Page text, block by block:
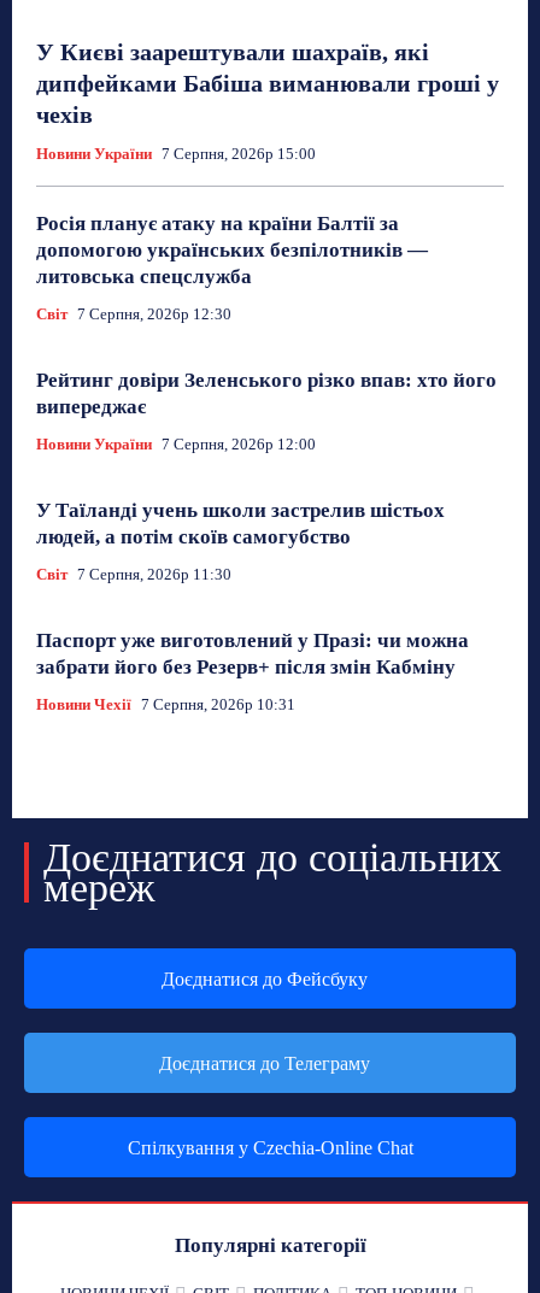
У Києві заарештували шахраїв, які
дипфейками Бабіша виманювали гроші у
чехів
Новини України 7 Серпня, 2026р 15:00
Росія планує атаку на країни Балтії за
допомогою українських безпілотників —
литовська спецслужба
Світ 7 Серпня, 2026р 12:30
Рейтинг довіри Зеленського різко впав: хто його
випереджає
Новини України 7 Серпня, 2026р 12:00
У Таїланді учень школи застрелив шістьох
людей, а потім скоїв самогубство
Світ 7 Серпня, 2026р 11:30
Паспорт уже виготовлений у Празі: чи можна
забрати його без Резерв+ після змін Кабміну
Новини Чехії 7 Серпня, 2026р 10:31
Доєднатися до соціальних
мереж
Доєднатися до Фейсбуку
Доєднатися до Телеграму
Спілкування у Czechia-Online Chat
Популярні категорії